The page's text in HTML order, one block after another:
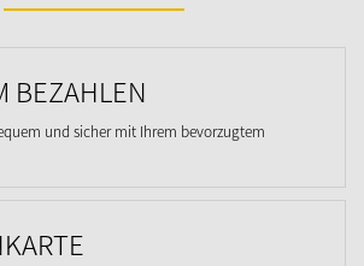
BEZAHLEN
und sicher mit Ihrem bevorzugtem